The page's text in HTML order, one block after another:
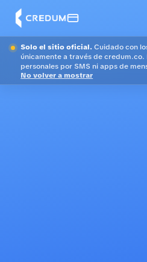
Solo el sitio oficial. Cuidado con
únicamente a través de
personales por SMS ni apps de
No volver a mostrar